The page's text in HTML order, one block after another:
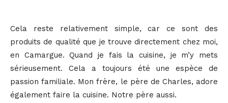
Cela reste relativement simple, car ce sont des
produits de qualité que je trouve directement chez moi,
en Camargue. Quand je fais la cuisine, je m’y mets
sérieusement. Cela a toujours été une espèce de
passion familiale. Mon frère, le père de Charles, adore
également faire la cuisine. Notre père aussi.